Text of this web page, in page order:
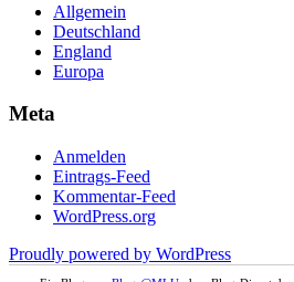
Allgemein
Deutschland
England
Europa
Meta
Anmelden
Eintrags-Feed
Kommentar-Feed
WordPress.org
Proudly powered by WordPress